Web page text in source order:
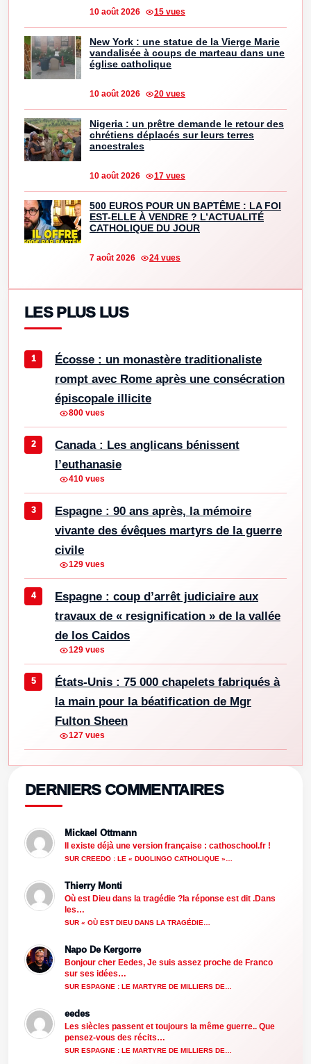
10 août 2026 15 vues
New York : une statue de la Vierge Marie
vandalisée à coups de marteau dans une
église catholique
10 août 2026 20 vues
Nigeria : un prêtre demande le retour des
chrétiens déplacés sur leurs terres
ancestrales
10 août 2026 17 vues
500 EUROS POUR UN BAPTÊME : LA FOI
EST-ELLE À VENDRE ? L’ACTUALITÉ
CATHOLIQUE DU JOUR
7 août 2026 24 vues
LES PLUS LUS
Écosse : un monastère traditionaliste
rompt avec Rome après une consécration
épiscopale illicite
800 vues
Canada : Les anglicans bénissent
l’euthanasie
410 vues
Espagne : 90 ans après, la mémoire
vivante des évêques martyrs de la guerre
civile
129 vues
Espagne : coup d’arrêt judiciaire aux
travaux de « resignification » de la vallée
de los Caidos
129 vues
États-Unis : 75 000 chapelets fabriqués à
la main pour la béatification de Mgr
Fulton Sheen
127 vues
DERNIERS COMMENTAIRES
Mickael Ottmann
Il existe déjà une version française : cathoschool.fr !
SUR CREEDO : LE « DUOLINGO CATHOLIQUE »…
Thierry Monti
Où est Dieu dans la tragédie ?la réponse est dit .Dans
les…
SUR « OÙ EST DIEU DANS LA TRAGÉDIE…
Napo De Kergorre
Bonjour cher Eedes, Je suis assez proche de Franco
sur ses idées…
SUR ESPAGNE : LE MARTYRE DE MILLIERS DE…
eedes
Les siècles passent et toujours la même guerre.. Que
pensez-vous des récits…
SUR ESPAGNE : LE MARTYRE DE MILLIERS DE…